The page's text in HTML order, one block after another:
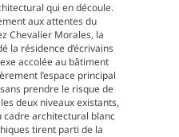
qui en découle.
aux attentes du
Chevalier Morales, la
la résidence d’écrivains
accolée au bâtiment
l’espace principal
prendre le risque de
deux niveaux existants,
cadre architectural blanc
tirent parti de la